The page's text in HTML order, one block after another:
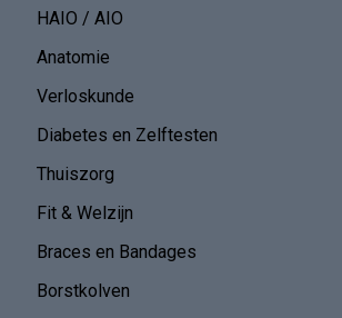
HAIO / AIO
Anatomie
Verloskunde
Diabetes en Zelftesten
Thuiszorg
Fit & Welzijn
Braces en Bandages
Borstkolven